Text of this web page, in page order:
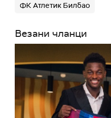
ФК Атлетик Билбао
Везани чланци